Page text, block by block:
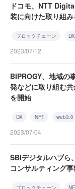
ドコモ、NTT
装に向けた取り組
ブロックチェーン DX
2023/07/12
BIPROGY、地域の
発などに取り組む
を開始
DX NFT web3.0
2023/07/04
SBIデジタルハブら
コンサルティング
ブロックチェーン